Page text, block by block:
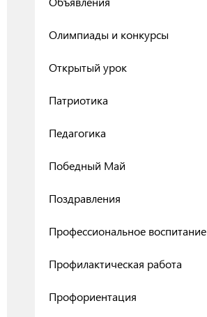
Олимпиады и конкурсы
Открытый урок
Патриотика
Педагогика
Победный Май
Поздравления
Профессиональное воспитание
Профилактическая работа
Профориентация